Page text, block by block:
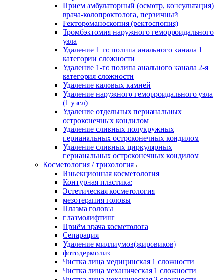
Прием амбулаторный (осмотр, консультация)
врача-колопроктолога, первичный
Ректороманоскопия (ректоспопия)
Тромбэктомия наружного геморроидального
узла
Удаление 1-го полипа анального канала 1
категории сложности
Удаление 1-го полипа анального канала 2-я
категория сложности
Удаление каловых камней
Удаление наружного геморроидального узла
(1 узел)
Удаление отдельных перианальных
остроконечных кондилом
Удаление сливных полукружных
перианальных остроконечных кондилом
Удаление сливных циркулярных
перианальных остроконечных кондилом
Косметология / трихология
Иньекционная косметология
Контурная пластика:
Эстетическая косметология
мезотерапия головы
Плазма головы
плазмолифтинг
Приём врача косметолога
Сепарация
Удаление миллиумов(жировиков)
фотодермолиз
Чистка лица медицинская 1 сложности
Чистка лица механическая 1 сложности